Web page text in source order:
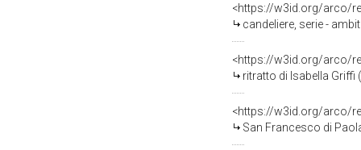
<https://w3id.org/arco/
candeliere, serie -
<https://w3id.org/arco/
ritratto di Isabella Griffi
<https://w3id.org/arco/
San Francesco di